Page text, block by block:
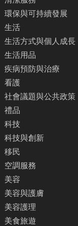
環保與可持續發展
生活
生活方式與個人成長
生活用品
疾病預防與治療
看護
社會議題與公共政策
禮品
科技
科技與創新
移民
空調服務
美容
美容與護膚
美容護理
美食旅遊